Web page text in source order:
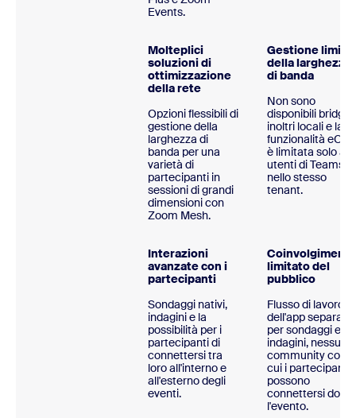
Events.
Molteplici
soluzioni di
ottimizzazione
della rete
Opzioni flessibili di
gestione della
larghezza di
banda per una
varietà di
partecipanti in
sessioni di grandi
dimensioni con
Zoom Mesh.
Gestione
della larghezza
di banda
Non sono
disponibili bridge
inoltri locali e la
funzionalità
è limitata solo agli
utenti di Teams
nello stesso
tenant.
Interazioni
avanzate con i
partecipanti
Sondaggi nativi,
indagini e la
possibilità per i
partecipanti di
connettersi tra
loro all'interno e
all'esterno degli
eventi.
Coinvolgimento
limitato del
pubblico
Flusso di lavoro
dell'app separato
per sondaggi e
indagini, nessuna
community con
cui i partecipanti
possono
connettersi dopo
l'evento.